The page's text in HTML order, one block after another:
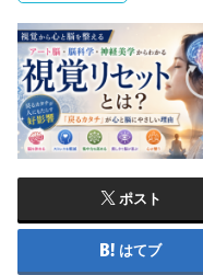
ポスト
はてブ